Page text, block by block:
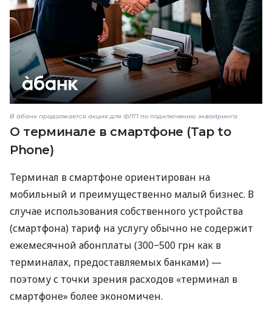
В àбанк продолжается акция для ФЛП по подключению эквайринга
О терминале в смартфоне (Tap to
Phone)
Терминал в смартфоне ориентирован на
мобильный и преимущественно малый бизнес. В
случае использования собственного устройства
(смартфона) тариф на услугу обычно не содержит
ежемесячной абонплаты (300−500 грн как в
терминалах, предоставляемых банками) —
поэтому с точки зрения расходов «терминал в
смартфоне» более экономичен.